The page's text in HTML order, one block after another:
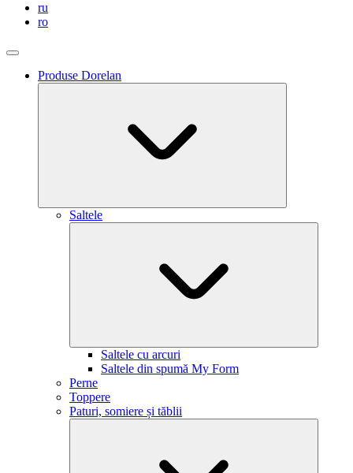
ru
ro
Produse Dorelan
Saltele
Saltele cu arcuri
Saltele din spumă My Form
Perne
Toppere
Paturi, somiere și tăblii